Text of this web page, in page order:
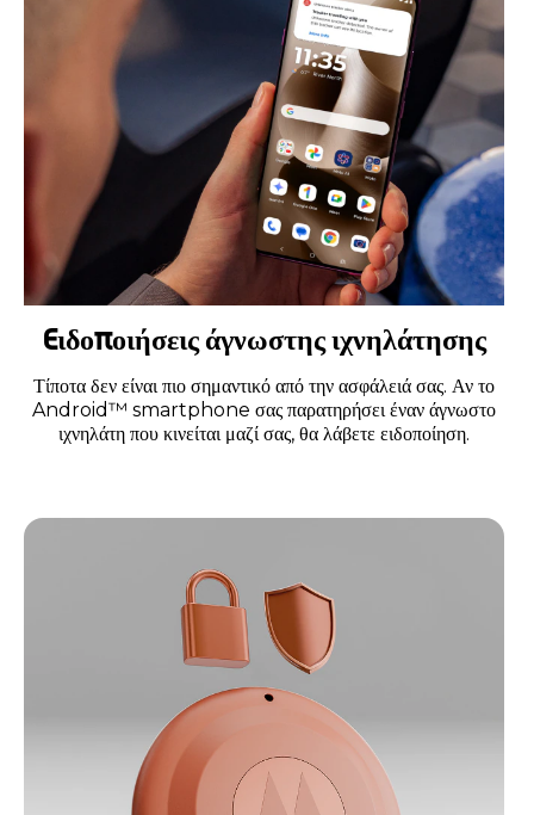
Eιδοποιήσεις άγνωστης ιχνηλάτησης
Τίποτα δεν είναι πιο σημαντικό από την ασφάλειά σας. Αν το
Android™ smartphone σας παρατηρήσει έναν άγνωστο
ιχνηλάτη που κινείται μαζί σας, θα λάβετε ειδοποίηση.